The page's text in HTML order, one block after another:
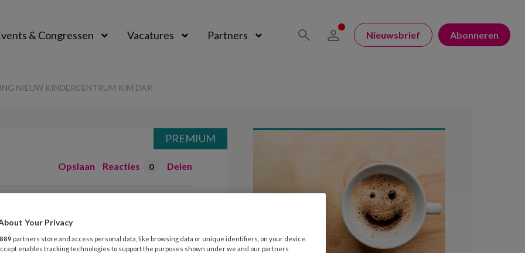
& Congressen Vacatures Partners Nieuwsbrief Abonneren
NIEUW KINDERCENTRUM KIM DAK
Opslaan Reacties 0 Delen
nieuw
Dak
PREMIUM
Your Privacy
889 partners store and access personal data, like browsing data or unique identifiers, on your device.
enables tracking technologies to support the purposes shown under we and our partners